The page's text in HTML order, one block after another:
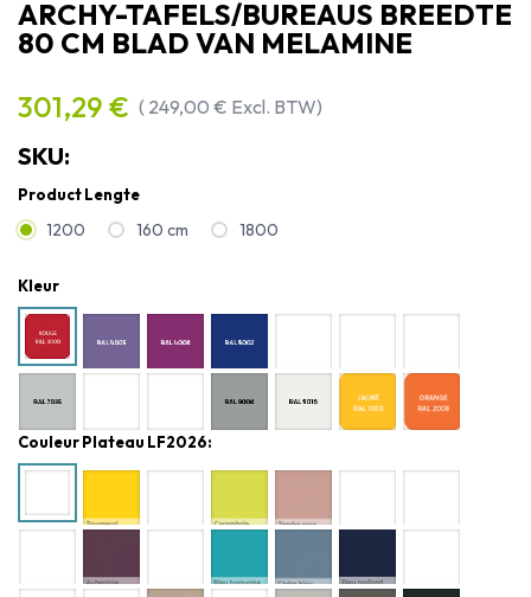
ARCHY-TAFELS/BUREAUS BREEDTE
80 CM BLAD VAN MELAMINE
301,29 € ( 249,00 € Excl. BTW)
SKU:
Product Lengte
1200 160 cm 1800
Kleur
Couleur Plateau LF2026: